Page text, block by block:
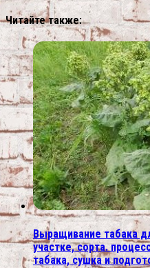
Читайте также:
Выращивание табака
участке, сорта.
табака, сушка и